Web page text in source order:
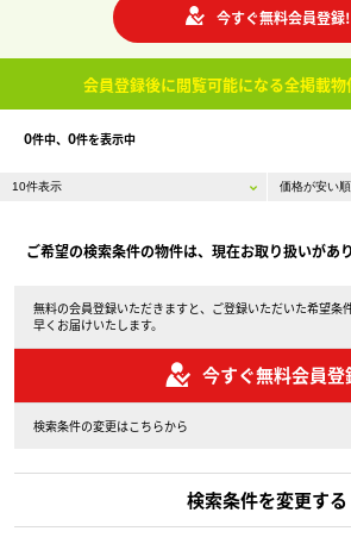
今すぐ無料会員登録!
会員登録後に閲覧可能になる全掲載物
0件中、 0件を表示中
ご希望の検索条件の物件は、現在お取り扱いがあ
無料の会員登録いただきますと、ご登録いただいた希望条
早くお届けいたします。
今すぐ無料会員登
検索条件の変更はこちらから
検索条件を変更する